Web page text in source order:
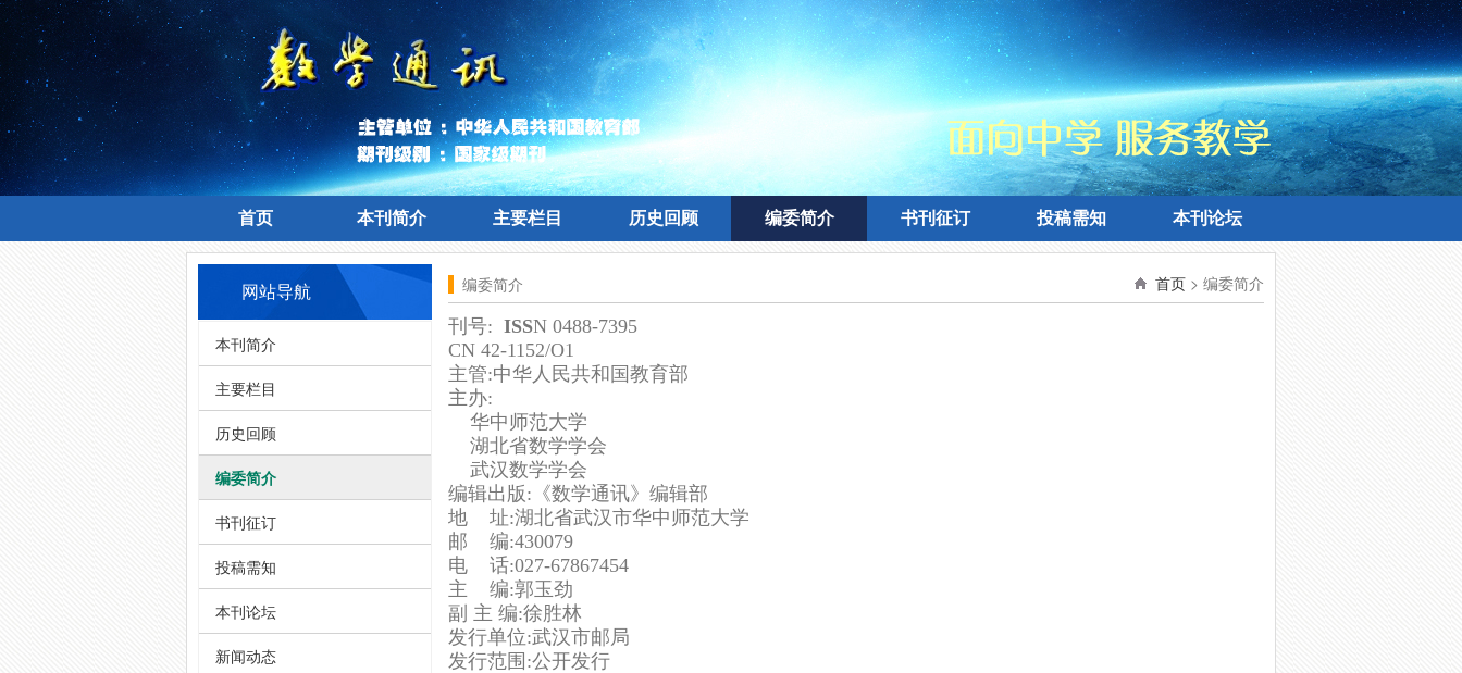
首页
首页
本刊简介
本刊简介
主要栏目 历史回顾 编委简介 书刊征订 投稿需知 本刊论坛
网站导航
本刊简介
主要栏目
历史回顾
编委简介
书刊征订
投稿需知
本刊论坛
新闻动态
首页 > 编委简介
编委简介
刊号: ISSN 0488-7395
CN 42-1152/O1
主管:中华人民共和国教育部
主办:
华中师范大学
湖北省数学学会
武汉数学学会
编辑出版:《数学通讯》编辑部
地 址:湖北省武汉市华中师范大学
邮 编:430079
电 话:027-67867454
主 编:郭玉劲
副 主 编:徐胜林
发行单位:武汉市邮局
发行范围:公开发行